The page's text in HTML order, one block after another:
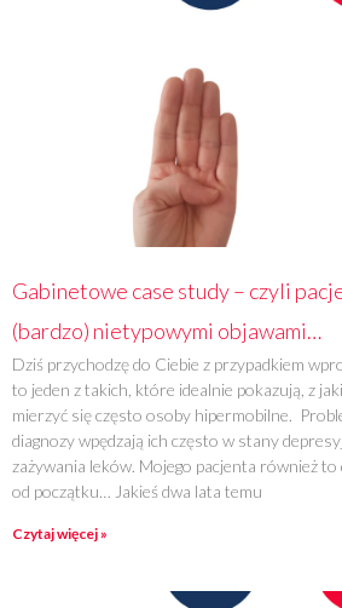
Gabinetowe case study – czyli
(bardzo) nietypowymi objawami…
Dziś przychodzę do Ciebie z przypadkiem
to jeden z takich, które idealnie pokazują, z
mierzyć się często osoby hipermobilne.
diagnozy wpędzają ich często w stany
zażywania leków. Mojego pacjenta również to
od początku… Jakieś dwa lata temu
Czytaj więcej »